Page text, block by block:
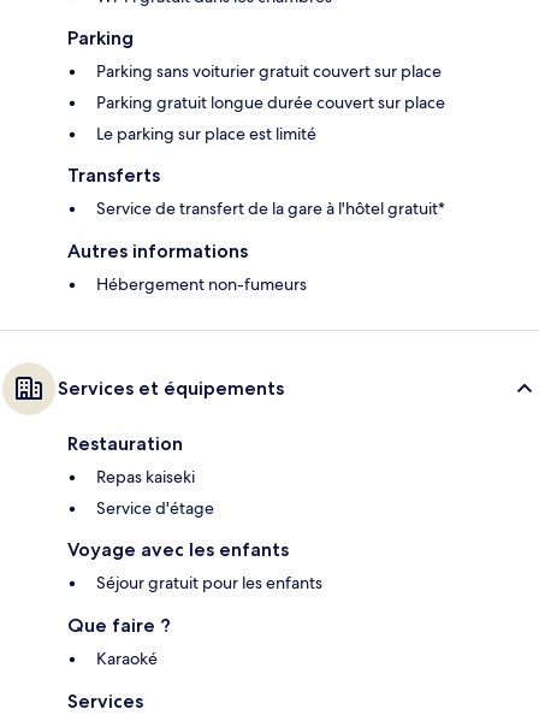
Parking
Parking sans voiturier gratuit couvert sur place
Parking gratuit longue durée couvert sur place
Le parking sur place est limité
Transferts
Service de transfert de la gare à l'hôtel gratuit*
Autres informations
Hébergement non-fumeurs
Services et équipements
Restauration
Repas kaiseki
Service d'étage
Voyage avec les enfants
Séjour gratuit pour les enfants
Que faire ?
Karaoké
Services